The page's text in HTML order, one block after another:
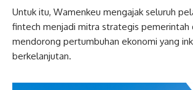
Untuk itu, Wamenkeu mengajak seluruh
fintech menjadi mitra strategis pemerintah
mendorong pertumbuhan ekonomi yang
berkelanjutan.